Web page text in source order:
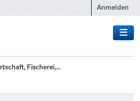
Anmelden
Fischerei,...